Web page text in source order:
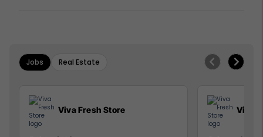
Jobs Real Estate
Viva Fresh Store Viva